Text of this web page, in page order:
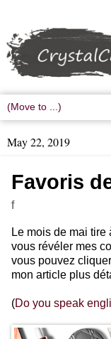
May 22, 2019
Favoris
f
Le mois de mai
vous révéler mes
vous pouvez
mon article plus
(Do you speak